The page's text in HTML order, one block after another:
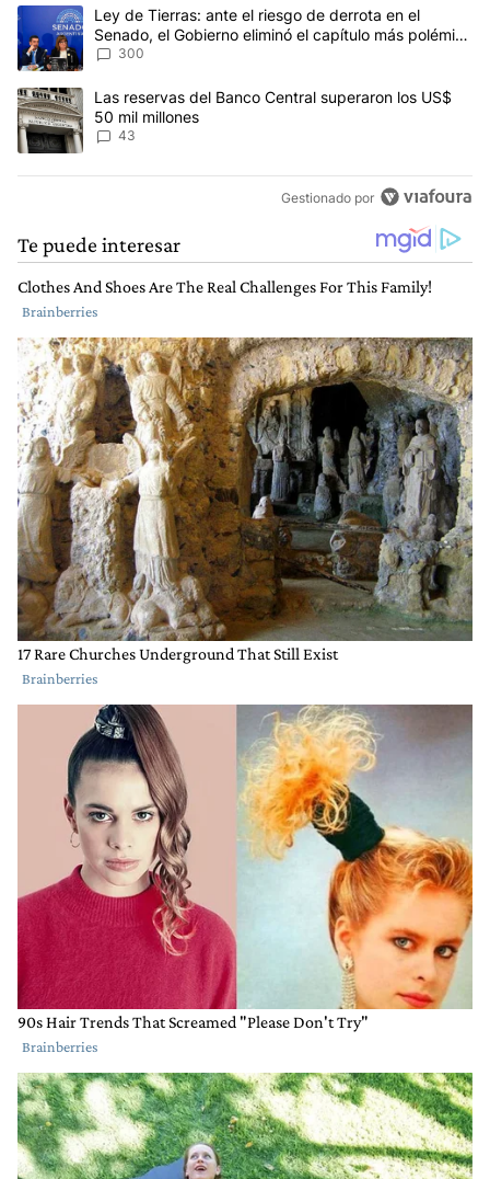
Un artículo de tendencia con el título "Ley de Tierras: ante el
Ley de Tierras: ante el riesgo de derrota en el
Senado, el Gobierno eliminó el capítulo más polémico
del proyecto
300
Un artículo de tendencia con el título "Las reservas del Banco
Las reservas del Banco Central superaron los US$
50 mil millones
43
Gestionado por